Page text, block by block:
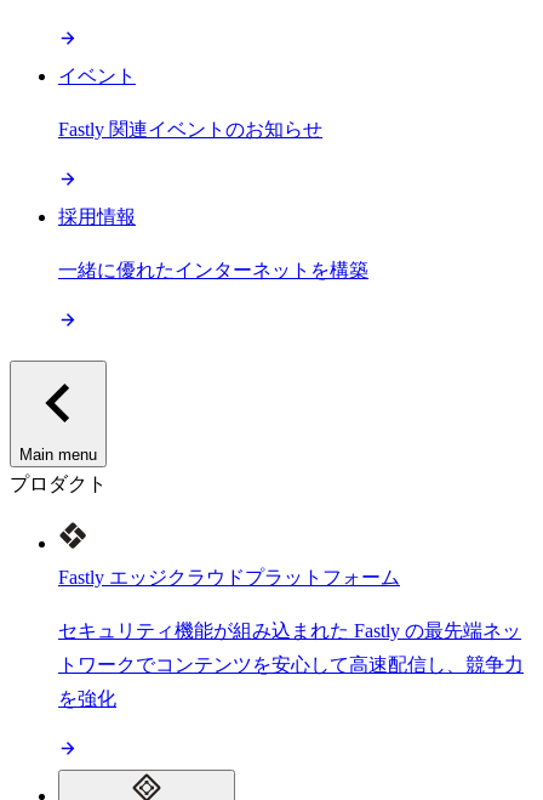
イベント
Fastly 関連イベントのお知らせ
採用情報
一緒に優れたインターネットを構築
Main menu
プロダクト
Fastly エッジクラウドプラットフォーム
セキュリティ機能が組み込まれた Fastly の最先端ネッ
トワークでコンテンツを安心して高速配信し、競争力
を強化